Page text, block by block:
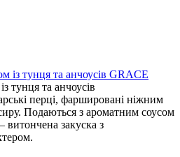
тунця та анчоусів
перці, фаршировані ніжним
Подаються з ароматним соусом
закуска з